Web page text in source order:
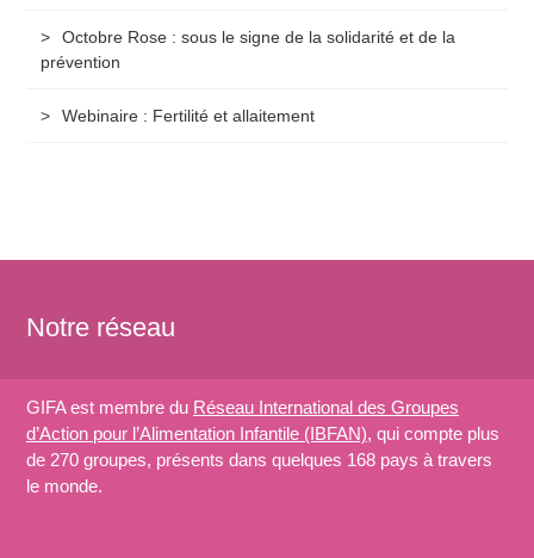
Octobre Rose : sous le signe de la solidarité et de la
prévention
Webinaire : Fertilité et allaitement
Notre réseau
GIFA est membre du Réseau International des Groupes
d’Action pour l’Alimentation Infantile (IBFAN), qui compte plus
de 270 groupes, présents dans quelques 168 pays à travers
le monde.